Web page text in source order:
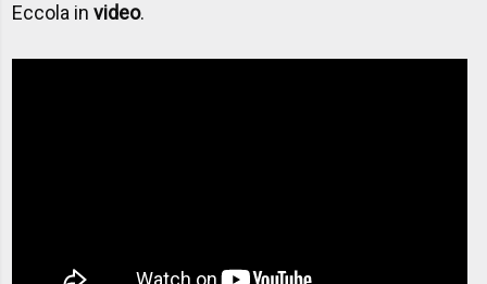
Eccola invideo.